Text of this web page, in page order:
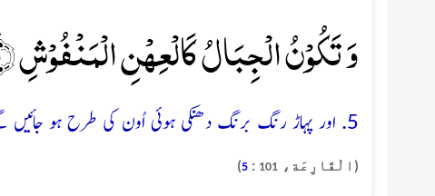
وَ تَکُوۡنُ الۡجِبَالُ کَالۡعِہۡنِ الۡمَنۡفُوۡشِ ؕ﴿۵﴾
5. اور پہاڑ رنگ برنگ دھنکی ہوئی اُون کی طرح ہو جائیں گے
(الْقَارِعَة، 101
:
5
)